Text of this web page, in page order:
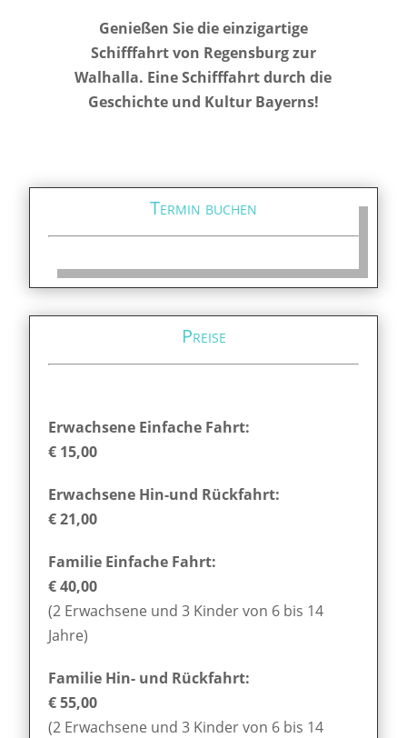
Genießen Sie die einzigartige
Schifffahrt von Regensburg zur
Walhalla. Eine Schifffahrt durch die
Geschichte und Kultur Bayerns!
Termin buchen
Preise
Erwachsene Einfache Fahrt:
€ 15,00
Erwachsene Hin-und Rückfahrt:
€ 21,00
Familie Einfache Fahrt:
€ 40,00
(2 Erwachsene und 3 Kinder von 6 bis 14
Jahre)
Familie Hin- und Rückfahrt:
€ 55,00
(2 Erwachsene und 3 Kinder von 6 bis 14